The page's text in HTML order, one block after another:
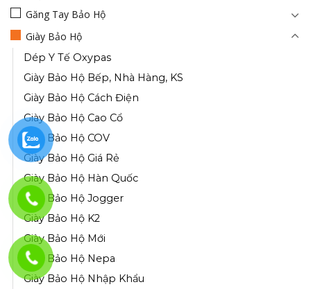
Găng Tay Bảo Hộ
Giày Bảo Hộ
Dép Y Tế Oxypas
Giày Bảo Hộ Bếp, Nhà Hàng, KS
Giày Bảo Hộ Cách Điện
Giày Bảo Hộ Cao Cổ
Giày Bảo Hộ COV
Giày Bảo Hộ Giá Rẻ
Giày Bảo Hộ Hàn Quốc
Giày Bảo Hộ Jogger
Giày Bảo Hộ K2
Giày Bảo Hộ Mới
Giày Bảo Hộ Nepa
Giày Bảo Hộ Nhập Khẩu